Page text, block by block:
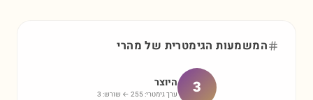
המשמעות הגימטרית של מהרי
3 היוצר
ערך גימטרי: 255 ← שורש: 3